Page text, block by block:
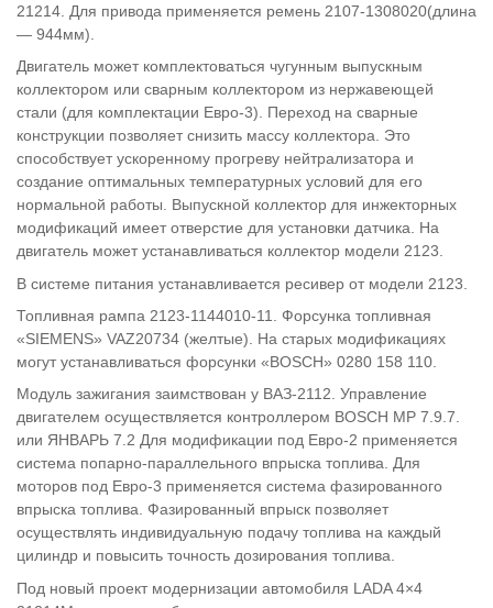
21214. Для привода применяется ремень 2107-1308020(длина
— 944мм).
Двигатель может комплектоваться чугунным выпускным
коллектором или сварным коллектором из нержавеющей
стали (для комплектации Евро-3). Переход на сварные
конструкции позволяет снизить массу коллектора. Это
способствует ускоренному прогреву нейтрализатора и
создание оптимальных температурных условий для его
нормальной работы. Выпускной коллектор для инжекторных
модификаций имеет отверстие для установки датчика. На
двигатель может устанавливаться коллектор модели 2123.
В системе питания устанавливается ресивер от модели 2123.
Топливная рампа 2123-1144010-11
. Форсунка топливная
«SIEMENS» VAZ20734 (желтые). На старых модификациях
могут устанавливаться форсунки «BOSCH» 0280 158 110
Модуль зажигания заимствован у ВАЗ-2112. Управление
двигателем осуществляется контроллером BOSCH MP 7.9.7.
или ЯНВАРЬ 7.2 Для модификации под Евро-2 применяется
система попарно-параллельного впрыска топлива. Для
моторов под Евро-3 применяется система фазированного
впрыска топлива. Фазированный впрыск позволяет
осуществлять индивидуальную подачу топлива на каждый
цилиндр и повысить точность дозирования топлива.
Под новый проект модернизации автомобиля LADA 4×4